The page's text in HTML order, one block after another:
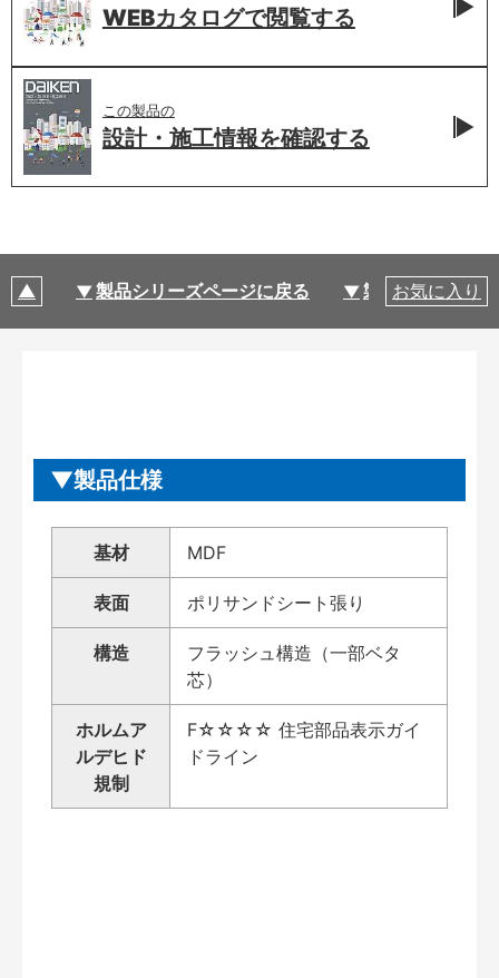
WEBカタログで閲覧する
この製品の
設計・施工情報を確認する
製品シリーズページに戻る 製品仕様
お気に入り
製品仕様
基材 MDF
表面 ポリサンドシート張り
構造
フラッシュ構造（一部ベタ
芯）
ホルムア
ルデヒド
規制
F☆☆☆☆ 住宅部品表示ガイ
ドライン